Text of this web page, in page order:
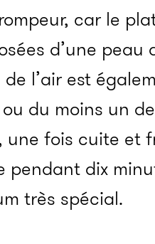
car le
d’une
l’air est
du moins un
une fois cuite et
pendant dix
très spécial.